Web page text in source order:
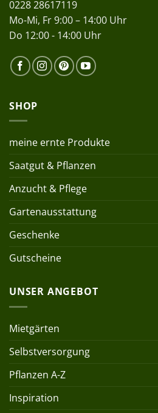
0228 28617119
Mo-Mi, Fr 9:00 – 14:00 Uhr
Do 12:00 - 14:00 Uhr
SHOP
meine ernte Produkte
Saatgut & Pflanzen
Anzucht & Pflege
Gartenausstattung
Geschenke
Gutscheine
UNSER ANGEBOT
Mietgärten
Selbstversorgung
Pflanzen A-Z
Inspiration